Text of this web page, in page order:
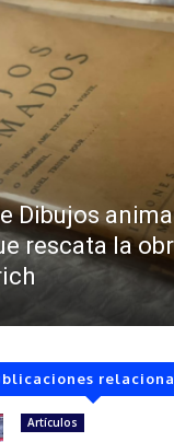
Dibujos
rescata la
Artículos